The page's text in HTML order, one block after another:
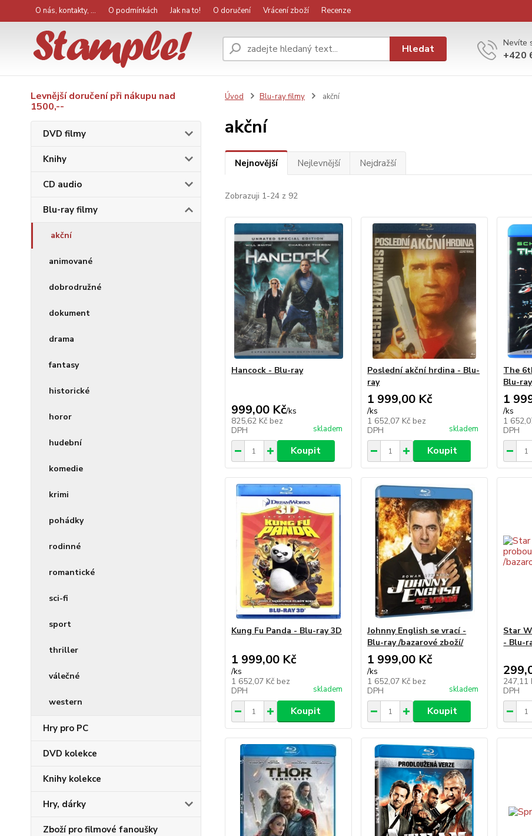
O nás, kontakty, ... O podmínkách Jak na to! O doručení Vrácení zboží Recenze
Hledat Nevíte
+420
Levnější doručení při nákupu nad
1500,--
DVD filmy
Knihy
CD audio
Blu-ray filmy
akční
animované
dobrodružné
dokument
drama
fantasy
historické
horor
hudební
komedie
krimi
pohádky
rodinné
romantické
sci-fi
sport
thriller
válečné
western
Hry pro PC
DVD kolekce
Knihy kolekce
Hry, dárky
Zboží pro filmové fanoušky
Úvod Blu-ray filmy akční
akční
Nejnovější Nejlevnější Nejdražší
Zobrazuji 1-24 z 92
Hancock - Blu-ray
999,00 Kč/ks
825,62 Kč bez
DPH
skladem
Koupit
Poslední akční hrdina - Blu-
ray
1 999,00 Kč
/ks
1 652,07 Kč bez
DPH
skladem
Koupit
The
Blu-
1
/ks
1
DPH
Kung Fu Panda - Blu-ray 3D
1 999,00 Kč
/ks
1 652,07 Kč bez
DPH
skladem
Koupit
Johnny English se vrací -
Blu-ray /bazarové zboží/
1 999,00 Kč
/ks
1 652,07 Kč bez
DPH
skladem
Koupit
Star
- Blu-
247,11
DPH